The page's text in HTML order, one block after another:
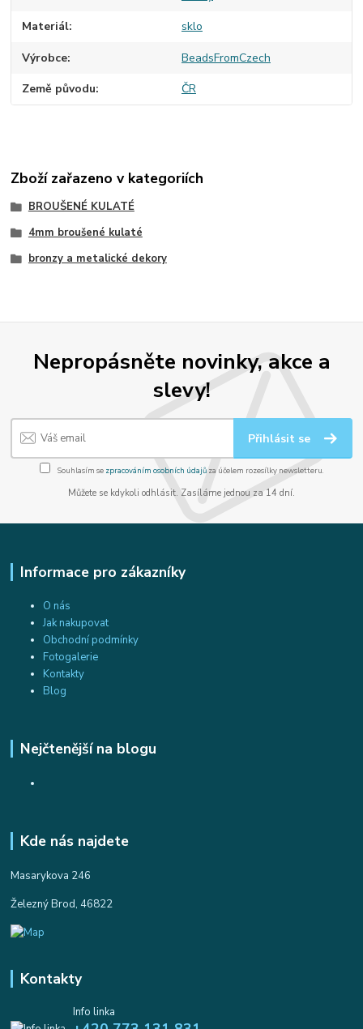
Materiál sklo
Výrobce BeadsFromCzech
Země původu ČR
Zboží zařazeno v kategoriích
BROUŠENÉ KULATÉ
4mm broušené kulaté
bronzy a metalické dekory
Nepropásněte novinky, akce a
slevy!
Přihlásit se
Souhlasím se zpracováním osobních údajůza účelem rozesílky newsletteru.
Můžete se kdykoli odhlásit. Zasíláme jednou za 14 dní.
Informace pro zákazníky
O nás
Jak nakupovat
Obchodní podmínky
Fotogalerie
Kontakty
Blog
Nejčtenější na blogu
Kde nás najdete
Masarykova 246
Železný Brod, 46822
Kontakty
Info linka